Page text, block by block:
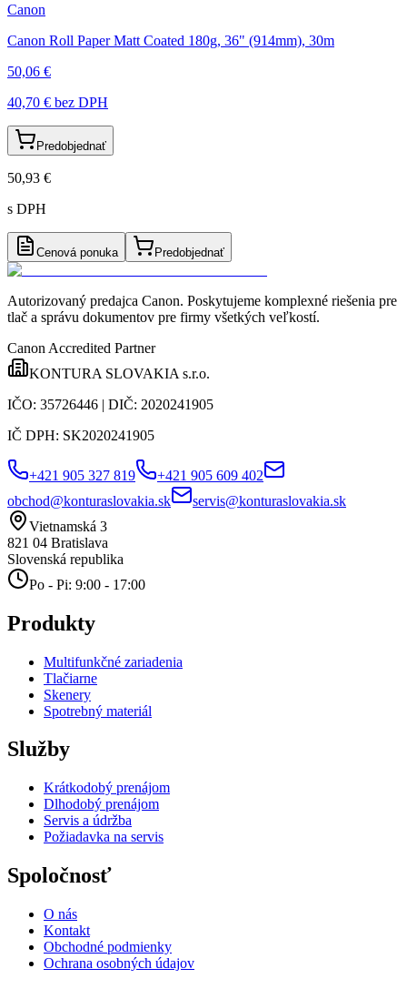
Canon
Canon Roll Paper Matt Coated 180g, 36" (914mm), 30m
50,06 €
40,70 € bez DPH
Predobjednať
50,93 €
s DPH
Cenová ponuka Predobjednať
Autorizovaný predajca Canon. Poskytujeme komplexné riešenia pre
tlač a správu dokumentov pre firmy všetkých veľkostí.
Canon Accredited Partner
KONTURA SLOVAKIA s.r.o.
IČO: 35726446 | DIČ: 2020241905
IČ DPH: SK2020241905
+421 905 327 819
+421 905 609 402
obchod@konturaslovakia.sk
servis@konturaslovakia.sk
Vietnamská 3
821 04 Bratislava
Slovenská republika
Po - Pi: 9:00 - 17:00
Produkty
Multifunkčné zariadenia
Tlačiarne
Skenery
Spotrebný materiál
Služby
Krátkodobý prenájom
Dlhodobý prenájom
Servis a údržba
Požiadavka na servis
Spoločnosť
O nás
Kontakt
Obchodné podmienky
Ochrana osobných údajov